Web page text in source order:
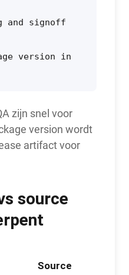
and signoff
version in
zijn snel voor
version wordt
artifact voor
source
Source